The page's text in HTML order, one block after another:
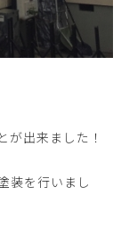
が出来ました！
装を行いまし